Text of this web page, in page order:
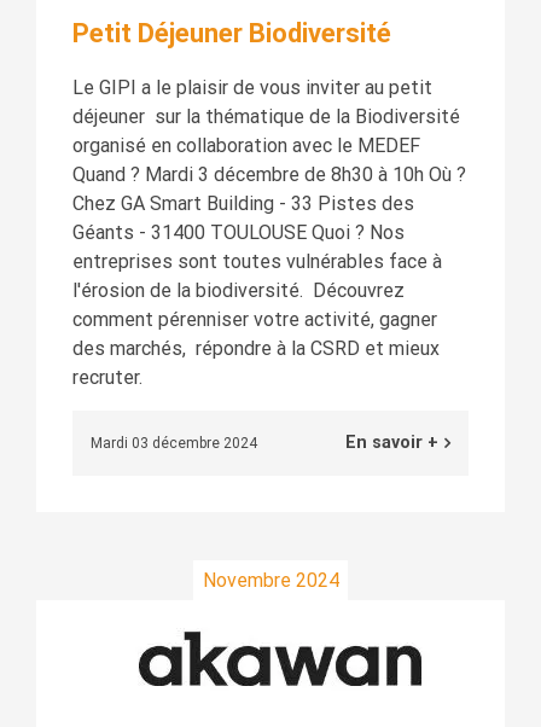
Petit Déjeuner Biodiversité
Le GIPI a le plaisir de vous inviter au petit
déjeuner sur la thématique de la Biodiversité
organisé en collaboration avec le MEDEF
Quand ? Mardi 3 décembre de 8h30 à 10h Où ?
Chez GA Smart Building - 33 Pistes des
Géants - 31400 TOULOUSE Quoi ? Nos
entreprises sont toutes vulnérables face à
l'érosion de la biodiversité. Découvrez
comment pérenniser votre activité, gagner
des marchés, répondre à la CSRD et mieux
recruter.
Mardi 03 décembre 2024 En savoir +
Novembre 2024